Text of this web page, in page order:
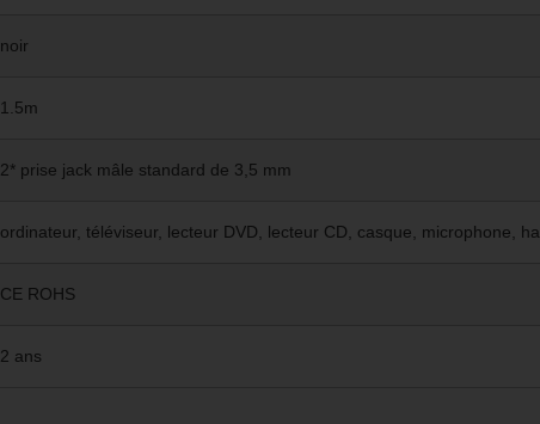
noir
1.5m
2* prise jack mâle standard de 3,5 mm
ordinateur, téléviseur, lecteur DVD, lecteur CD, casque, microphone,
CE ROHS
2 ans